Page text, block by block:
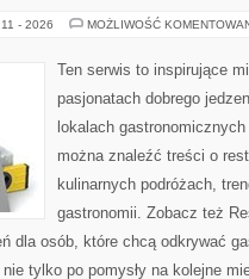
- 2026 MOŻLIWOŚĆ
Ten serwis to inspirujące
pasjonatach dobrego
lokalach
można znaleźć treści o
kulinarnych podróżach,
gastronomii. Zobacz też
dla osób, które chcą odkrywać
tylko po pomysły na kolejne